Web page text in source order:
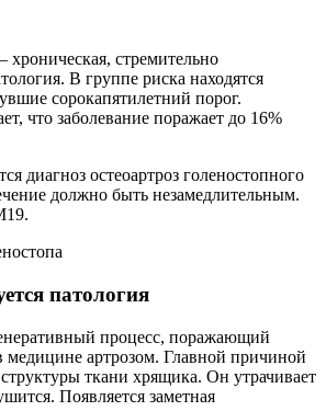
хроническая, стремительно
В группе риска находятся
сорокапятилетний порог.
что заболевание поражает до 16%
диагноз остеоартроз голеностопного
должно быть незамедлительным.
патология
процесс, поражающий
медицине артрозом. Главной причиной
ткани хрящика. Он утрачивает
Появляется заметная